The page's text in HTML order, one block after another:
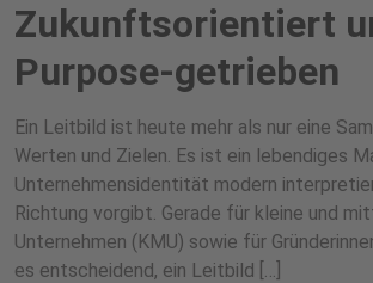
Zukunftsorientiert
Purpose-getrieben
Ein Leitbild ist heute mehr als nur eine
Werten und Zielen. Es ist ein lebendiges
Unternehmensidentität modern
Richtung vorgibt. Gerade für kleine und
Unternehmen (KMU) sowie für
es entscheidend, ein Leitbild […]